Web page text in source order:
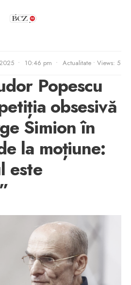
• 10:46 pm • Actualitate • Views: 5
Popescu
obsesivă
Simion în
la moțiune:
este